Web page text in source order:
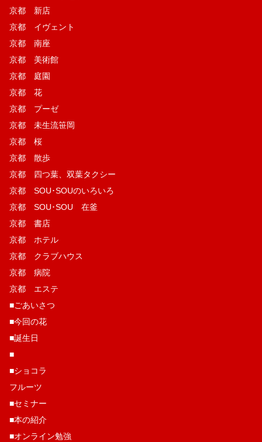
京都 新店
京都 イヴェント
京都 南座
京都 美術館
京都 庭園
京都 花
京都 プーゼ
京都 未生流笹岡
京都 桜
京都 散歩
京都 四つ葉、双葉タクシー
京都 SOU･SOUのいろいろ
京都 SOU･SOU 在釜
京都 書店
京都 ホテル
京都 クラブハウス
京都 病院
京都 エステ
■ごあいさつ
■今回の花
■誕生日
■
■ショコラ
フルーツ
■セミナー
■本の紹介
■オンライン勉強